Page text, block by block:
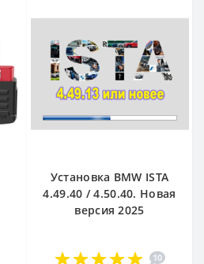
Установка BMW ISTA
4.49.40 / 4.50.40. Новая
версия 2025
10